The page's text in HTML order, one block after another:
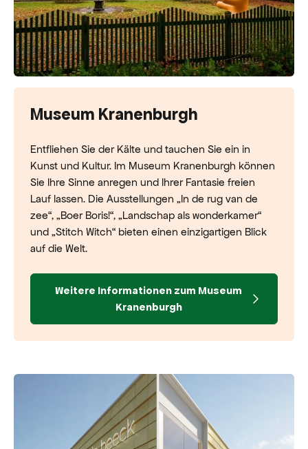
Museum Kranenburgh
Entfliehen Sie der Kälte und tauchen Sie ein in
Kunst und Kultur. Im Museum Kranenburgh können
Sie Ihre Sinne anregen und Ihrer Fantasie freien
Lauf lassen. Die Ausstellungen „In de rug van de
zee“, „Boer Boris!“, „Landschap als wonderkamer“
und „Stitch Witch“ bieten einen einzigartigen Blick
auf die Welt.
Weitere Informationen zum Museum
Kranenburgh